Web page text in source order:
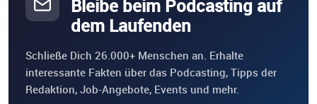
Bleibe beim Podcasting auf
dem Laufenden
Schließe Dich 26.000+ Menschen an. Erhalte
interessante Fakten über das Podcasting, Tipps der
Redaktion, Job-Angebote, Events und mehr.